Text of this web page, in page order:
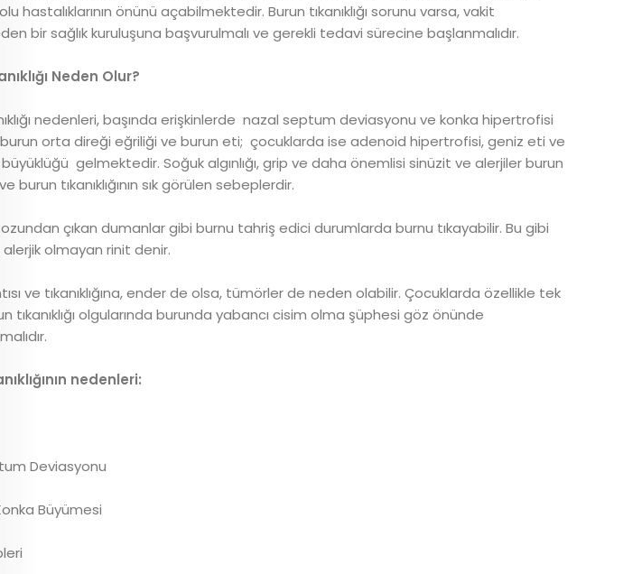
hastalıklarının önünü açabilmektedir. Burun tıkanıklığı sorunu varsa, vakit
bir sağlık kuruluşuna başvurulmalı ve gerekli tedavi sürecine başlanmalıdır.
Neden Olur?
nedenleri, başında erişkinlerde nazal septum deviasyonu ve konka hipertrofisi
orta direği eğriliği ve burun eti; çocuklarda ise adenoid hipertrofisi, geniz eti ve
gelmektedir. Soğuk algınlığı, grip ve daha önemlisi sinüzit ve alerjiler burun
ve burun tıkanıklığının sık görülen sebeplerdir.
çıkan dumanlar gibi burnu tahriş edici durumlarda burnu tıkayabilir. Bu gibi
olmayan rinit denir.
ve tıkanıklığına, ender de olsa, tümörler de neden olabilir. Çocuklarda özellikle tek
tıkanıklığı olgularında burunda yabancı cisim olma şüphesi göz önünde
nedenleri:
Deviasyonu
Büyümesi